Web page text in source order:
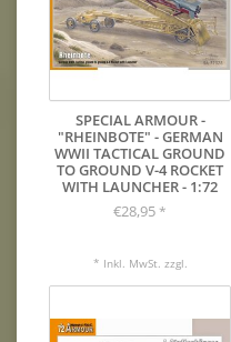
SPECIAL ARMOUR -
"RHEINBOTE" - GERMAN
WWII TACTICAL GROUND
TO GROUND V-4 ROCKET
WITH LAUNCHER - 1:72
€28,95 *
* Inkl. MwSt. zzgl.
VERSANDKOSTEN